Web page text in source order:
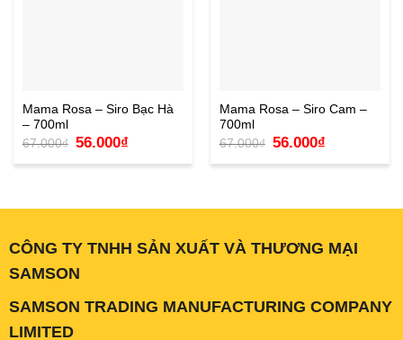
Mama Rosa – Siro Bạc Hà
– 700ml
67.000₫
Giá
gốc
là:
56.000₫Giá
tại
Mama Rosa – Siro Cam –
700ml
67.000₫
Giá
gốc
là:
56.000₫Giá
tại
CÔNG TY TNHH SẢN XUẤT VÀ THƯƠNG MẠI
SAMSON
SAMSON TRADING MANUFACTURING COMPANY
LIMITED